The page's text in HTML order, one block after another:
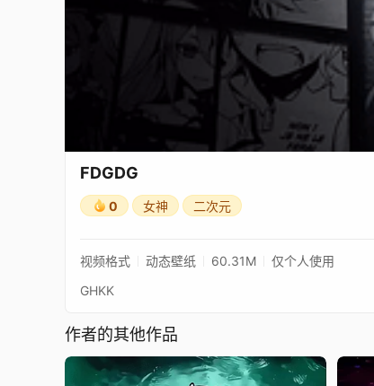
FDGDG
0 女神 二次元
视频格式 动态壁纸 60.31M 仅个人使用
GHKK
作者的其他作品